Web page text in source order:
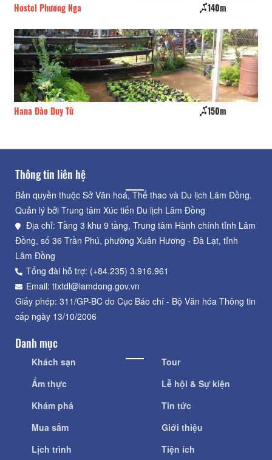
Hostel Phương Nga 140m
Hana Đào Duy Từ 150m
Thông tin liên hệ
Bản quyền thuộc Sở Văn hoá, Thể thao và Du lịch Lâm Đồng.
Quản lý bởi Trung tâm Xúc tiến Du lịch Lâm Đồng
Địa chỉ: Tầng 3 khu 9 tầng, Trung tâm Hành chính tỉnh Lâm
Đồng, số 36 Trần Phú, phường Xuân Hương - Đà Lạt, tỉnh
Lâm Đồng
Tổng đài hỗ trợ: (+84.235) 3.916.961
Email: ttxtdl@lamdong.gov.vn
Giấy phép: 311/GP-BC do Cục Báo chí - Bộ Văn hóa Thông tin
cấp ngày 13/10/2006
Danh mục
Khách sạn
Ẩm thực
Khám phá
Mua sắm
Lịch trình
Tour
Lễ hội & Sự kiện
Tin tức
Giới thiệu
Tiện ích